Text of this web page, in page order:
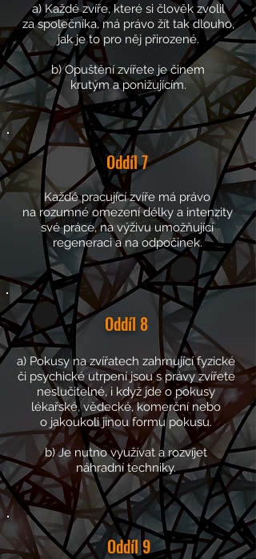
a) Každé zvíře, které si člověk zvolil
za společníka, má právo žít tak dlouho,
jak je to pro něj přirozené.
b) Opuštění zvířete je činem
krutým a ponižujícím.
Oddíl7
Každé pracující zvíře má právo
na rozumné omezení délky a intenzity
své práce, na výživu umožňující
regeneraci a na odpočinek.
Oddíl 8
a) Pokusy na zvířatech zahrnující fyzické
či psychické utrpení jsou s právy zvířete
neslučitelné, i když jde o pokusy
lékařské, vědecké, komerční nebo
o jakoukoli jinou formu pokusu.
b) Je nutno využívat a rozvíjet
náhradní techniky.
Oddíl9